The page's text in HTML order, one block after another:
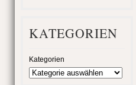
KATEGORIEN
Kategorien